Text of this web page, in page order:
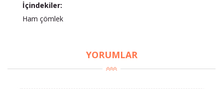
İçindekiler:
Ham çömlek
YORUMLAR